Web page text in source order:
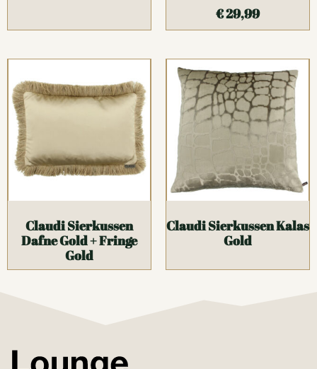
€29,99
Claudi Sierkussen
Dafne Gold + Fringe
Gold
Claudi Sierkussen Kalas
Gold